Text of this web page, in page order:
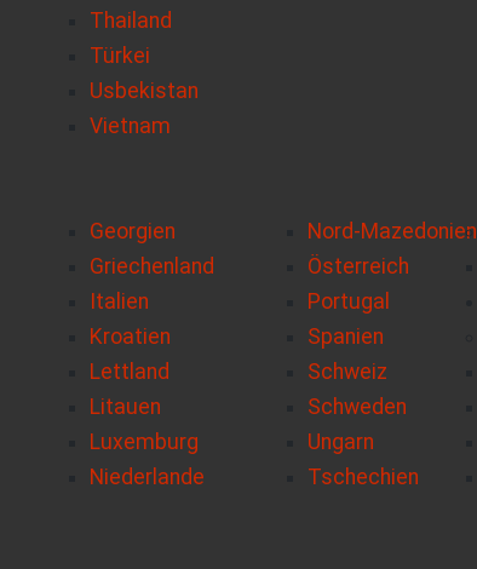
Thailand
Türkei
Usbekistan
Vietnam
Georgien
Griechenland
Italien
Kroatien
Lettland
Litauen
Luxemburg
Niederlande
Nord-Mazedonien
Österreich
Portugal
Spanien
Schweiz
Schweden
Ungarn
Tschechien